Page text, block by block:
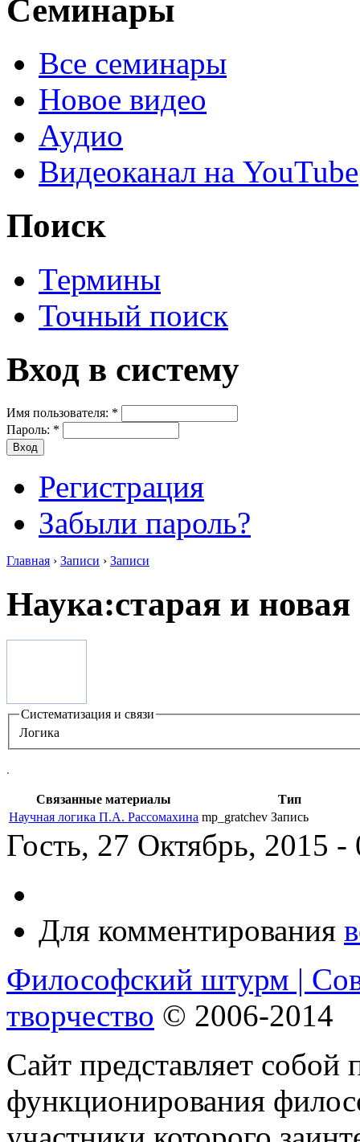
Семинары
Все семинары
Новое видео
Аудио
Видеоканал на YouTube
Поиск
Термины
Точный поиск
Вход в систему
Имя пользователя: *
Пароль: *
Регистрация
Забыли пароль?
Главная › Записи › Записи
Наука:старая и новая
Систематизация и связи
Логика
.
Связанные материалы
Тип
Научная логика П.А. Рассомахина mp_gratchev Запись
Гость, 27 Октябрь, 2015 -
Для комментирования
Философский штурм |
творчество © 2006-2014
Сайт представляет собой
функционирования